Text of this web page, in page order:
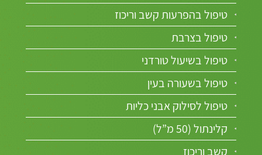
טיפול בהפרעות קשב וריכוז
טיפול בצרבת
טיפול בשיעול טורדני
טיפול בשעורה בעין
טיפול לסילוק אבני כליות
קלינתול (50 מ”ל)
קשב וריכוז